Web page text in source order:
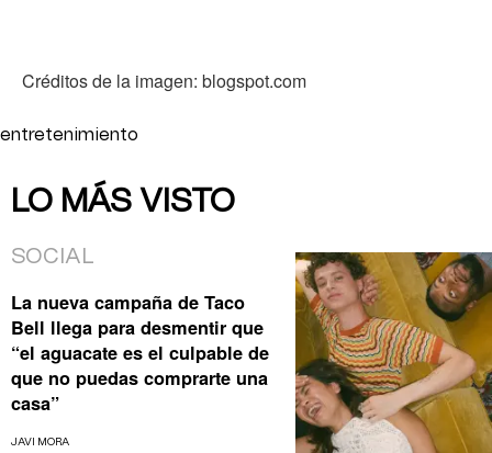
Créditos de la imagen: blogspot.com
entretenimiento
LO MÁS VISTO
SOCIAL
La nueva campaña de Taco
Bell llega para desmentir que
“el aguacate es el culpable de
que no puedas comprarte una
casa”
JAVI MORA